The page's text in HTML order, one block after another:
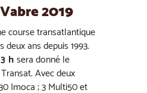
2019
course transatlantique
ans depuis 1993.
hsera donné le
Avec deux
Imoca ; 3 Multi50 et